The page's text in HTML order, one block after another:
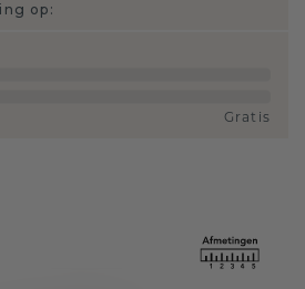
op:
Gratis